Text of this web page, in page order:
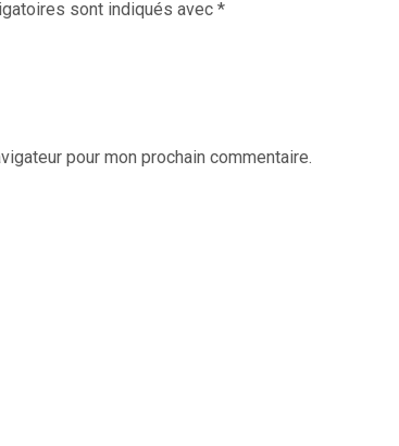
sont indiqués avec *
pour mon prochain commentaire.